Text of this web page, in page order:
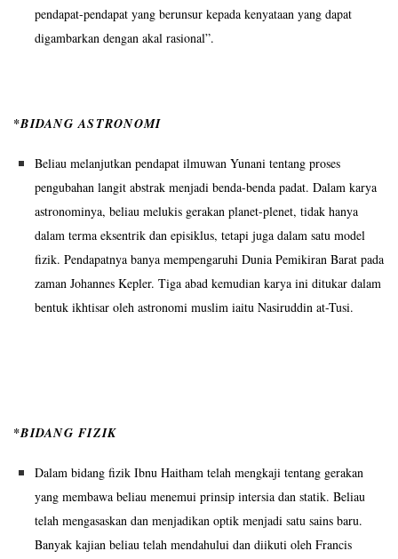
pendapat-pendapat yang berunsur kepada kenyataan yang dapat
digambarkan dengan akal rasional”.
*BIDANG ASTRONOMI
Beliau melanjutkan pendapat ilmuwan Yunani tentang proses
pengubahan langit abstrak menjadi benda-benda padat. Dalam karya
astronominya, beliau melukis gerakan planet-plenet, tidak hanya
dalam terma eksentrik dan episiklus, tetapi juga dalam satu model
fizik. Pendapatnya banya mempengaruhi Dunia Pemikiran Barat pada
zaman Johannes Kepler. Tiga abad kemudian karya ini ditukar dalam
bentuk ikhtisar oleh astronomi muslim iaitu Nasiruddin at-Tusi.
*BIDANG FIZIK
Dalam bidang fizik Ibnu Haitham telah mengkaji tentang gerakan
yang membawa beliau menemui prinsip intersia dan statik. Beliau
telah mengasaskan dan menjadikan optik menjadi satu sains baru.
Banyak kajian beliau telah mendahului dan diikuti oleh Francis